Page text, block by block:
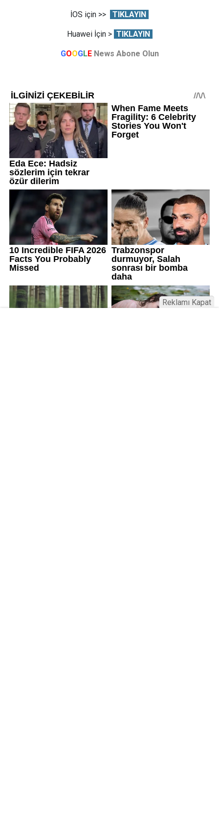
İOS için >> TIKLAYIN
Huawei İçin > TIKLAYIN
GOOGLE News Abone Olun
Reklamı Kapat